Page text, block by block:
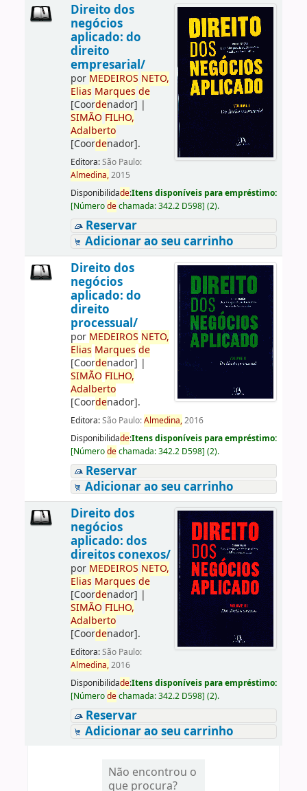
Direito dos
negócios
aplicado: do
direito
empresarial/
por MEDEIROS NETO,
Elias Marques de
[Coordenador] |
SIMÃO FILHO,
Adalberto
[Coordenador].
Editora:São Paulo:
Almedina,2015
Disponibilidade:Itens disponíveis para empréstimo:
[Númerodechamada:342.2 D598] (2).
Reservar
Adicionar ao seu carrinho
Direito dos
negócios
aplicado: do
direito
processual/
por MEDEIROS NETO,
Elias Marques de
[Coordenador] |
SIMÃO FILHO,
Adalberto
[Coordenador].
Editora:São Paulo:Almedina,2016
Disponibilidade:Itens disponíveis para empréstimo:
[Númerodechamada:342.2 D598] (2).
Reservar
Adicionar ao seu carrinho
Direito dos
negócios
aplicado: dos
direitos conexos/
por MEDEIROS NETO,
Elias Marques de
[Coordenador] |
SIMÃO FILHO,
Adalberto
[Coordenador].
Editora:São Paulo:
Almedina,2016
Disponibilidade:Itens disponíveis para empréstimo:
[Númerodechamada:342.2 D598] (2).
Reservar
Adicionar ao seu carrinho
Não encontrou o
que procura?